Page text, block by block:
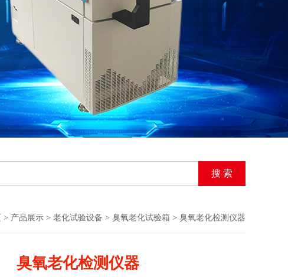
> 产品展示 > 老化试验设备 > 臭氧老化试验箱 > 臭氧老化检测仪器
臭氧老化检测仪器